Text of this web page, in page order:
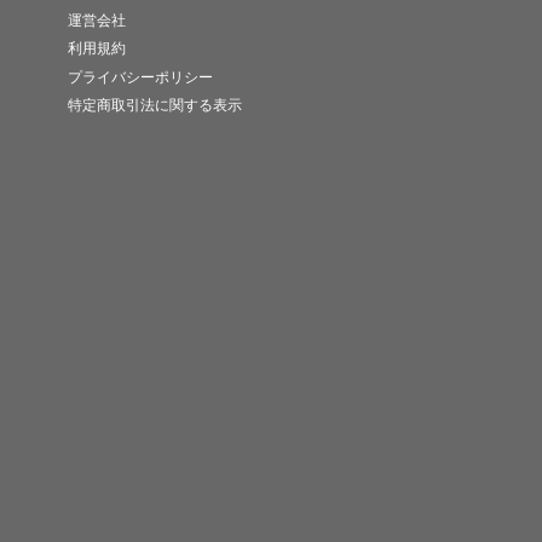
運営会社
利用規約
プライバシーポリシー
特定商取引法に関する表示